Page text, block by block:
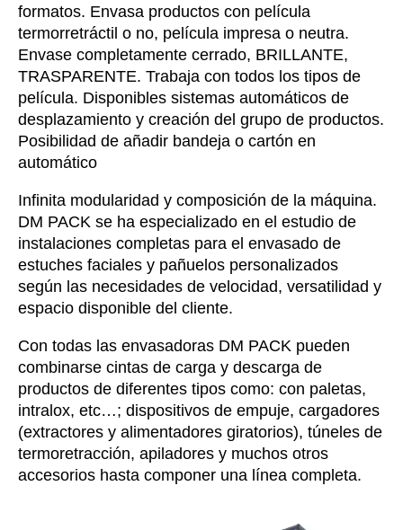
formatos. Envasa productos con película
termorretráctil o no, película impresa o neutra.
Envase completamente cerrado, BRILLANTE,
TRASPARENTE. Trabaja con todos los tipos de
película. Disponibles sistemas automáticos de
desplazamiento y creación del grupo de productos.
Posibilidad de añadir bandeja o cartón en
automático
Infinita modularidad y composición de la máquina.
DM PACK se ha especializado en el estudio de
instalaciones completas para el envasado de
estuches faciales y pañuelos personalizados
según las necesidades de velocidad, versatilidad y
espacio disponible del cliente.
Con todas las envasadoras DM PACK pueden
combinarse cintas de carga y descarga de
productos de diferentes tipos como: con paletas,
intralox, etc…; dispositivos de empuje, cargadores
(extractores y alimentadores giratorios), túneles de
termoretracción, apiladores y muchos otros
accesorios hasta componer una línea completa.